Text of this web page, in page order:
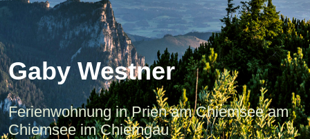
Gaby Westner
Ferienwohnung in Prien am Chiemsee am
Chiemsee im Chiemgau